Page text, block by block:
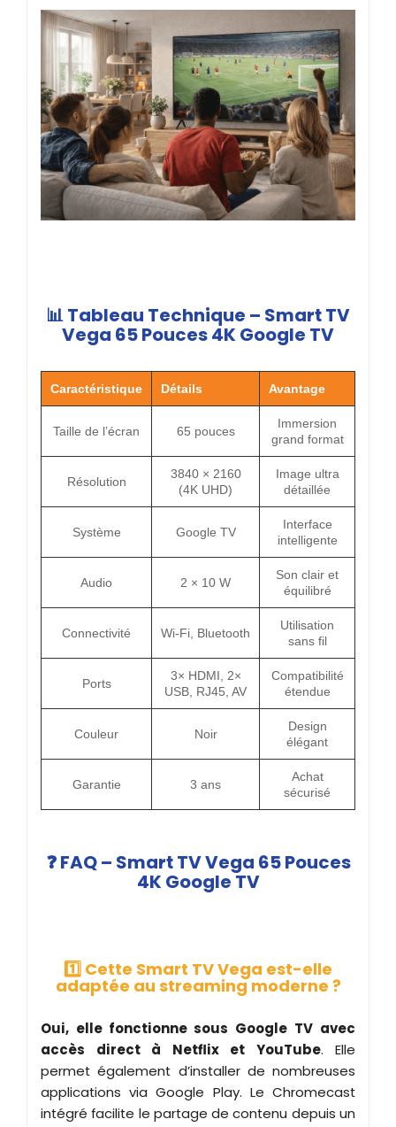
📊 Tableau Technique – Smart TV
Vega 65 Pouces 4K Google TV
Caractéristique Détails Avantage
Taille de l’écran 65 pouces
Immersion
grand format
Résolution
3840 × 2160
(4K UHD)
Image ultra
détaillée
Système Google TV
Interface
intelligente
Audio 2 × 10 W
Son clair et
équilibré
Connectivité Wi-Fi, Bluetooth
Utilisation
sans fil
Ports
3× HDMI, 2×
USB, RJ45, AV
Compatibilité
étendue
Couleur Noir
Design
élégant
Garantie 3 ans
Achat
sécurisé
❓ FAQ – Smart TV Vega 65 Pouces
4K Google TV
1️⃣ Cette Smart TV Vega est-elle
adaptée au streaming moderne ?
Oui, elle fonctionne sous Google TV avec
accès direct à Netflix et YouTube. Elle
permet également d’installer de nombreuses
applications via Google Play. Le Chromecast
intégré facilite le partage de contenu depuis un